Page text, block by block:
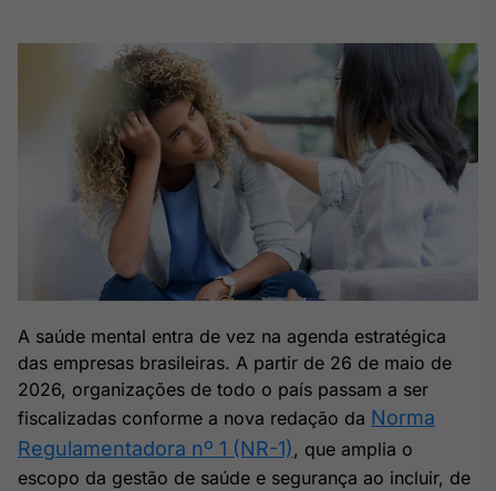
White Label
Plataforma para
conteúdos
personalizados
Soluções de Dados
e Conteúdos
Broadcast
Plataforma para
negociação de
Broadcast
Datafeed
A saúde mental entra de vez na agenda estratégica
das empresas brasileiras. A partir de 26 de maio de
2026, organizações de todo o país passam a ser
fiscalizadas conforme a nova redação da Norma
Regulamentadora nº 1 (NR-1), que amplia o
escopo da gestão de saúde e segurança ao incluir, de